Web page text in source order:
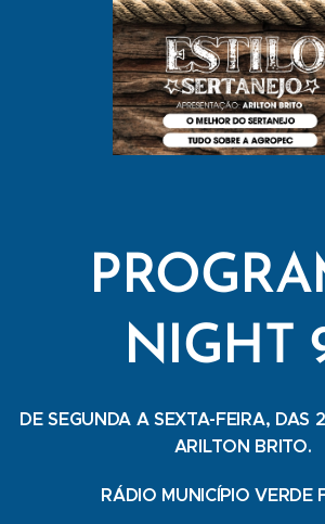
NIGHT
DE SEGUNDA A SEXTA-FEIRA, DAS
ARILTON BRITO.
RÁDIO MUNICÍPIO VERDE